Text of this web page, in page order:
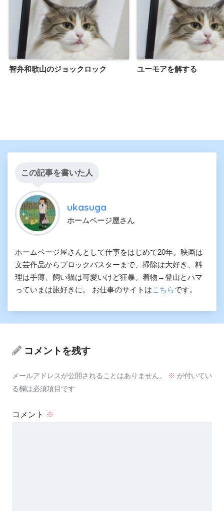
智弁和歌山のジョックロック ユーモアを解する
この記事を書いた人
ukasuga
ホームページ屋さん
ホームページ屋さんとして仕事をはじめて20年。映画は
文芸作品からブロックバスターまで、掃除は大好き、料
理は手薄、飼い猫は可愛いけど狂暴。着物→登山とハマ
っていまは旅好きに。 お仕事のサイトはこちらです。
コメントを残す
メールアドレスが公開されることはありません。 ※ が付いてい
る欄は必須項目です
コメント ※